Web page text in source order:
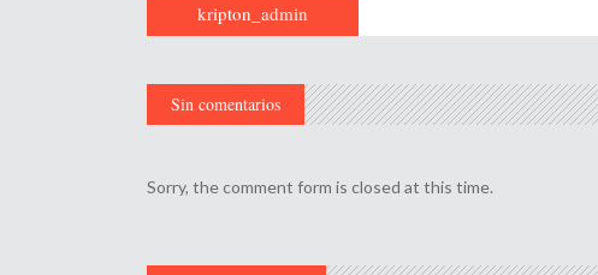
kripton_admin
Sin comentarios
Sorry, the comment form is closed at this time.